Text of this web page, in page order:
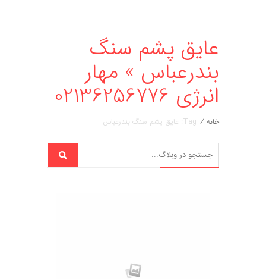
عایق پشم سنگ
بندرعباس » مهار
انرژی 02136256776
خانه / Tag: عایق پشم سنگ بندرعباس